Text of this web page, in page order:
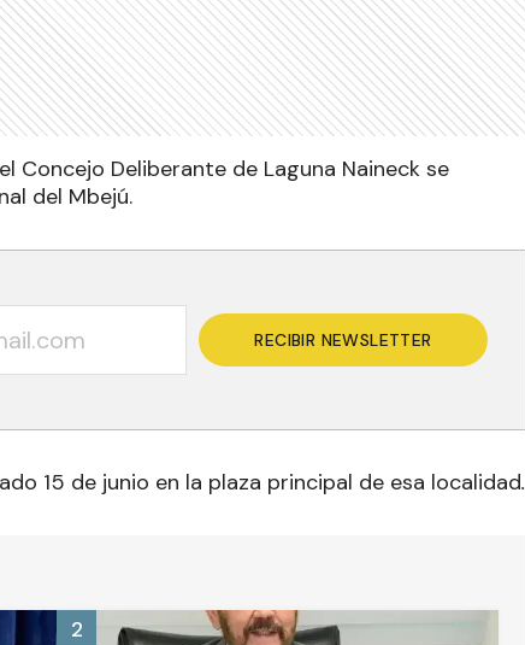
Concejo Deliberante de Laguna Naineck se
del Mbejú.
RECIBIR NEWSLETTER
15 de junio en la plaza principal de esa localidad.
2